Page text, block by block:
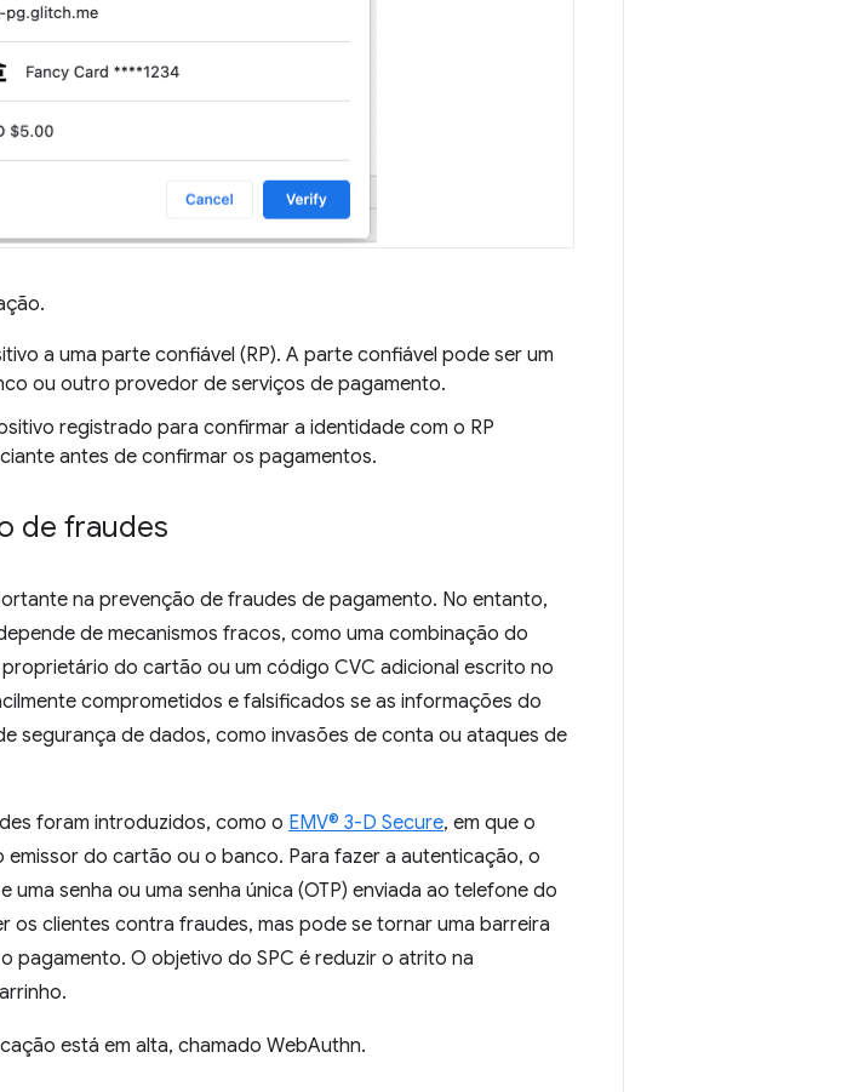
a uma parte confiável (RP). A parte confiável pode ser um
ou outro provedor de serviços de pagamento.
registrado para confirmar a identidade com o RP
antes de confirmar os pagamentos.
de fraudes
na prevenção de fraudes de pagamento. No entanto,
de mecanismos fracos, como uma combinação do
do cartão ou um código CVC adicional escrito no
comprometidos e falsificados se as informações do
segurança de dados, como invasões de conta ou ataques de
foram introduzidos, como o EMV® 3-D Secure, em que o
do cartão ou o banco. Para fazer a autenticação, o
uma senha ou uma senha única (OTP) enviada ao telefone do
os clientes contra fraudes, mas pode se tornar uma barreira
pagamento. O objetivo do SPC é reduzir o atrito na
está em alta, chamado WebAuthn.